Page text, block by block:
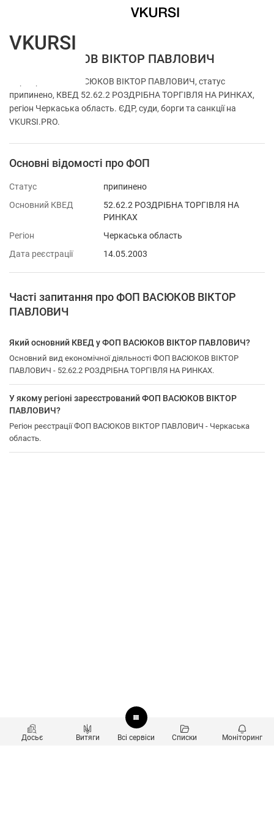
ФОП ВАСЮКОВ ВІКТОР ПАВЛОВИЧ
Перевірка ФОП ВАСЮКОВ ВІКТОР ПАВЛОВИЧ, статус
припинено, КВЕД 52.62.2 РОЗДРІБНА ТОРГІВЛЯ НА РИНКАХ,
регіон Черкаська область. ЄДР, суди, борги та санкції на
VKURSI.PRO.
Основні відомості про ФОП
Статус
припинено
Основний КВЕД
52.62.2 РОЗДРІБНА ТОРГІВЛЯ НА
РИНКАХ
Регіон
Черкаська область
Дата реєстрації
14.05.2003
Часті запитання про ФОП ВАСЮКОВ ВІКТОР
ПАВЛОВИЧ
Який основний КВЕД у ФОП ВАСЮКОВ ВІКТОР ПАВЛОВИЧ?
Основний вид економічної діяльності ФОП ВАСЮКОВ ВІКТОР
ПАВЛОВИЧ - 52.62.2 РОЗДРІБНА ТОРГІВЛЯ НА РИНКАХ.
У якому регіоні зареєстрований ФОП ВАСЮКОВ ВІКТОР
ПАВЛОВИЧ?
Регіон реєстрації ФОП ВАСЮКОВ ВІКТОР ПАВЛОВИЧ - Черкаська
область.
Досьє Витяги Всі сервіси Списки Моніторинг
VKURSI